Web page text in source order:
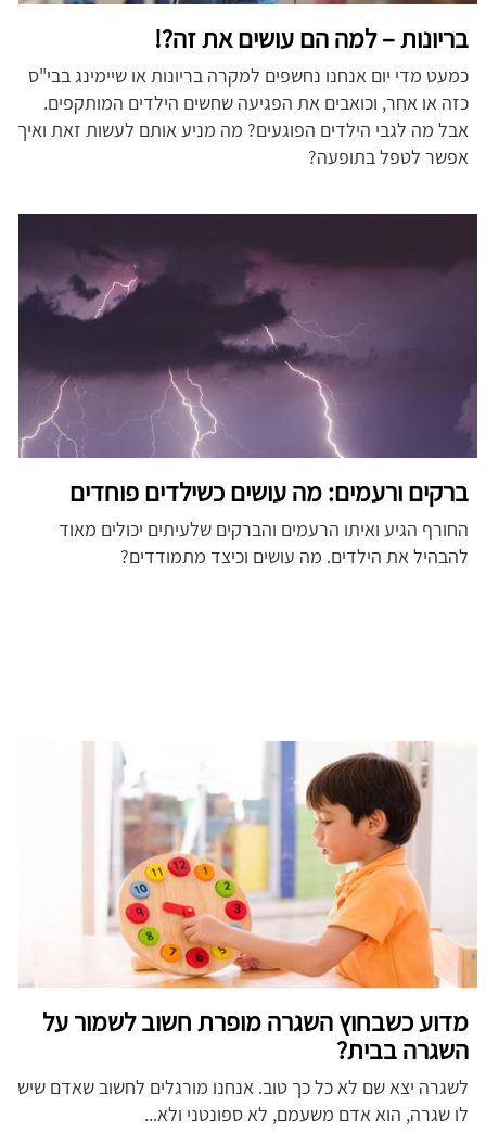
בריונות – למה הם עושים את זה?!
כמעט מדי יום אנחנו נחשפים למקרה בריונות או שיימינג בבי"ס
כזה או אחר, וכואבים את הפגיעה שחשים הילדים המותקפים.
אבל מה לגבי הילדים הפוגעים? מה מניע אותם לעשות זאת ואיך
אפשר לטפל בתופעה?
ברקים ורעמים: מה עושים כשילדים פוחדים
החורף הגיע ואיתו הרעמים והברקים שלעיתים יכולים מאוד
להבהיל את הילדים. מה עושים וכיצד מתמודדים?
מדוע כשבחוץ השגרה מופרת חשוב לשמור על
השגרה בבית?
לשגרה יצא שם לא כל כך טוב. אנחנו מורגלים לחשוב שאדם שיש
לו שגרה, הוא אדם משעמם, לא ספונטני ולא...